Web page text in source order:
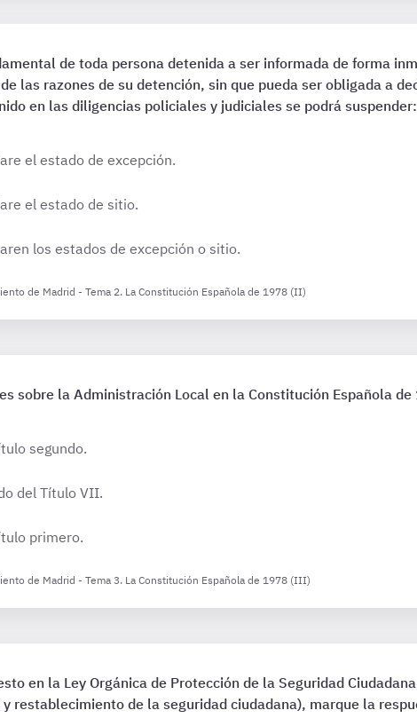
de toda persona detenida a ser informada de forma
las razones de su detención, sin que pueda ser obligada a
en las diligencias policiales y judiciales se podrá suspender:
el estado de excepción.
el estado de sitio.
los estados de excepción o sitio.
de Madrid - Tema 2. La Constitución Española de 1978 (II)
sobre la Administración Local en la Constitución Española
segundo.
del Título VII.
primero.
de Madrid - Tema 3. La Constitución Española de 1978 (III)
en la Ley Orgánica de Protección de la Seguridad
restablecimiento de la seguridad ciudadana), marque la